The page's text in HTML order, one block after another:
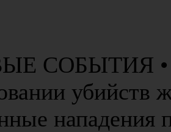
СОБЫТИЯ •
убийств